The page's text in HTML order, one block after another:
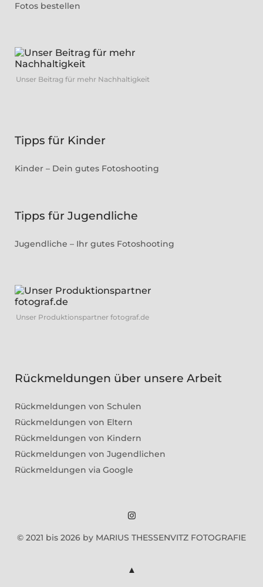
Fotos bestellen
Unser Beitrag für mehr Nachhaltigkeit
Tipps für Kinder
Kinder – Dein gutes Fotoshooting
Tipps für Jugendliche
Jugendliche – Ihr gutes Fotoshooting
Unser Produktionspartner fotograf.de
Rückmeldungen über unsere Arbeit
Rückmeldungen von Schulen
Rückmeldungen von Eltern
Rückmeldungen von Kindern
Rückmeldungen von Jugendlichen
Rückmeldungen via Google
Marius
Instagram
© 2021 bis 2026 by MARIUS THESSENVITZ FOTOGRAFIE